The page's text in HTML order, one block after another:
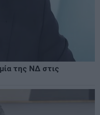
της ΝΔ στις